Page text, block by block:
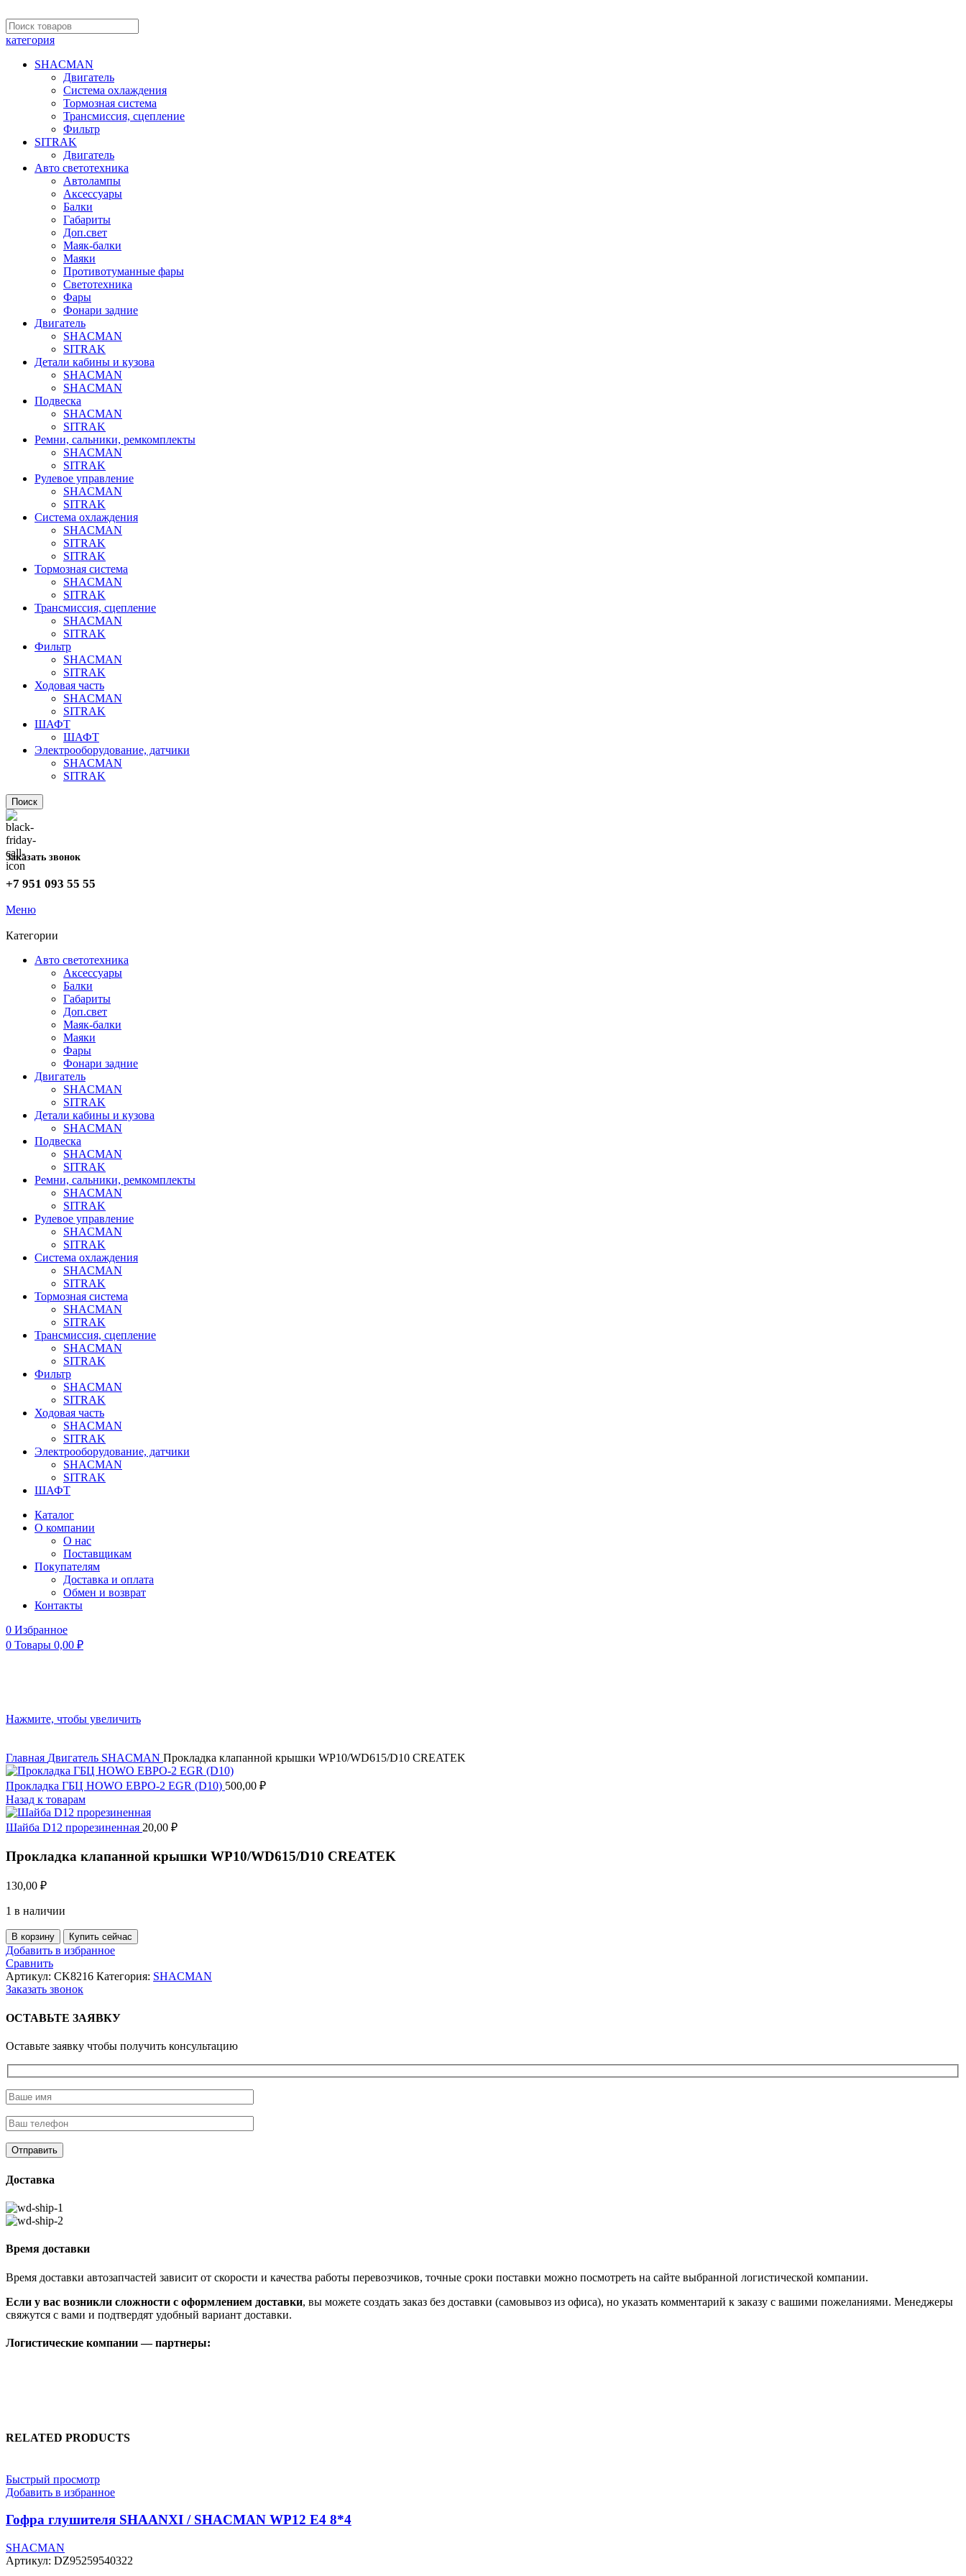
категория
SHACMAN
Двигатель
Система охлаждения
Тормозная система
Трансмиссия, сцепление
Фильтр
SITRAK
Двигатель
Авто светотехника
Автолампы
Аксессуары
Балки
Габариты
Доп.свет
Маяк-балки
Маяки
Противотуманные фары
Светотехника
Фары
Фонари задние
Двигатель
SHACMAN
SITRAK
Детали кабины и кузова
SHACMAN
SHACMAN
Подвеска
SHACMAN
SITRAK
Ремни, сальники, ремкомплекты
SHACMAN
SITRAK
Рулевое управление
SHACMAN
SITRAK
Система охлаждения
SHACMAN
SITRAK
SITRAK
Тормозная система
SHACMAN
SITRAK
Трансмиссия, сцепление
SHACMAN
SITRAK
Фильтр
SHACMAN
SITRAK
Ходовая часть
SHACMAN
SITRAK
ШАФТ
ШАФТ
Электрооборудование, датчики
SHACMAN
SITRAK
Поиск
Заказать звонок
+7 951 093 55 55
Меню
Категории
Авто светотехника
Аксессуары
Балки
Габариты
Доп.свет
Маяк-балки
Маяки
Фары
Фонари задние
Двигатель
SHACMAN
SITRAK
Детали кабины и кузова
SHACMAN
Подвеска
SHACMAN
SITRAK
Ремни, сальники, ремкомплекты
SHACMAN
SITRAK
Рулевое управление
SHACMAN
SITRAK
Система охлаждения
SHACMAN
SITRAK
Тормозная система
SHACMAN
SITRAK
Трансмиссия, сцепление
SHACMAN
SITRAK
Фильтр
SHACMAN
SITRAK
Ходовая часть
SHACMAN
SITRAK
Электрооборудование, датчики
SHACMAN
SITRAK
ШАФТ
Каталог
О компании
О нас
Поставщикам
Покупателям
Доставка и оплата
Обмен и возврат
Контакты
0 Избранное
0 Товары 0,00 ₽
Нажмите, чтобы увеличить
Главная Двигатель SHACMAN Прокладка клапанной крышки WP10/WD615/D10 CREATEK
Прокладка ГБЦ HOWO ЕВРО-2 EGR (D10) 500,00 ₽
Назад к товарам
Шайба D12 прорезиненная 20,00 ₽
Прокладка клапанной крышки WP10/WD615/D10 CREATEK
130,00 ₽
1 в наличии
Количество
товара
Прокладка
клапанной
крышки
CREATEK
В корзину Купить сейчас
Добавить в избранное
Сравнить
Артикул: CK8216 Категория: SHACMAN
Заказать звонок
ОСТАВЬТЕ ЗАЯВКУ
Оставьте заявку чтобы получить консультацию
Доставка
Время доставки
Время доставки автозапчастей зависит от скорости и качества работы перевозчиков, точные сроки поставки можно посмотреть на сайте выбранной логистической компании.
Если у вас возникли сложности с оформлением доставки, вы можете создать заказ без доставки (самовывоз из офиса), но указать комментарий к заказу с вашими пожеланиями. Менеджеры
свяжутся с вами и подтвердят удобный вариант доставки.
Логистические компании — партнеры:
RELATED PRODUCTS
Быстрый просмотр
Добавить в избранное
Гофра глушителя SHAANXI / SHACMAN WP12 E4 8*4
SHACMAN
Артикул: DZ95259540322